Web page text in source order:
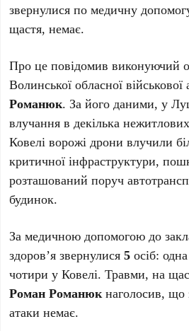
звернулися по медичну
щастя, немає.
Про це повідомив виконуючий
Волинської обласної військової
Романюк. За його даними, у
влучання в декілька
Ковелі ворожі дрони влучили
критичної інфраструктури,
розташований поруч
будинок.
За медичною допомогою до
здоров’я звернулися5 осіб:
чотири у Ковелі. Травми, на
Роман Романюкнаголосив, що
атаки немає.